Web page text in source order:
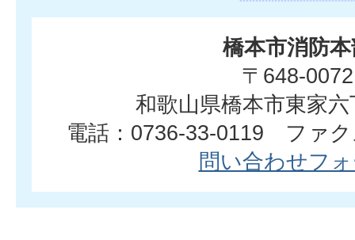
橋本市消防
〒648-0072
和歌山県橋本市東家
電話：0736-33-0119 ファク
問い合わせフ